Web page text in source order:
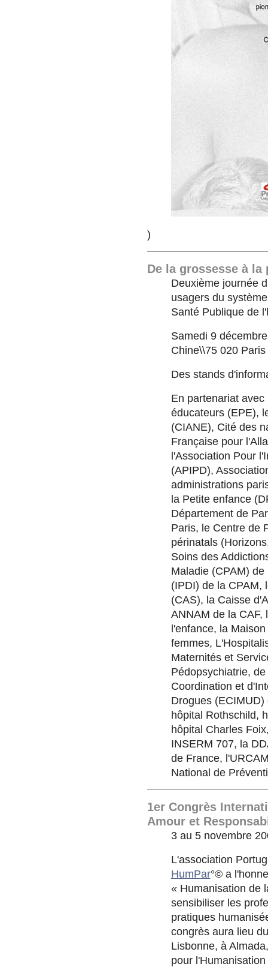
)
De la grossesse à
Deuxième journée
usagers du
Santé Publique de
Samedi 9
Chine\\75 020 Paris
Des stands
En partenariat
éducateurs (EPE),
(CIANE), Cité des
Française pour
l'Association Pour
(APIPD),
administrations
la Petite enfance
Département de
Paris, le Centre de
périnatals
Soins des
Maladie (CPAM)
(IPDI) de la CPAM,
(CAS), la Caisse
ANNAM de la CAF,
l'enfance, la
femmes,
Maternités et
Pédopsychiatrie,
Coordination et
Drogues
hôpital Rothschild,
hôpital Charles
INSERM 707, la
de France,
National de
1er Congrès
Amour et
3 au 5 novembre
L'association
HumPar°© a
« Humanisation de
sensibiliser les
pratiques
congrès aura lieu
Lisbonne, à
pour